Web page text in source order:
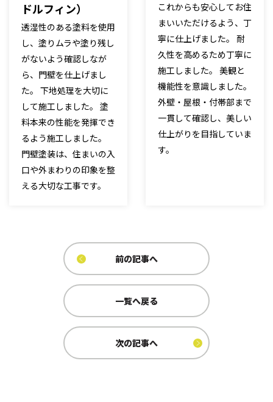
ドルフィン）
透湿性のある塗料を使用
し、塗りムラや塗り残し
がないよう確認しなが
ら、門壁を仕上げまし
た。 下地処理を大切に
して施工しました。 塗
料本来の性能を発揮でき
るよう施工しました。
門壁塗装は、住まいの入
口や外まわりの印象を整
える大切な工事です。
これからも安心してお住
まいいただけるよう、丁
寧に仕上げました。 耐
久性を高めるため丁寧に
施工しました。 美観と
機能性を意識しました。
外壁・屋根・付帯部まで
一貫して確認し、美しい
仕上がりを目指していま
す。
前の記事へ
一覧へ戻る
次の記事へ